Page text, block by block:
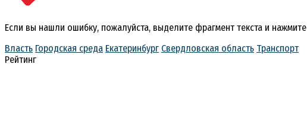
Если вы нашли ошибку, пожалуйста, выделите фрагмент текста и нажмите
Власть Городская среда Екатеринбург Свердловская область Транспорт
Рейтинг